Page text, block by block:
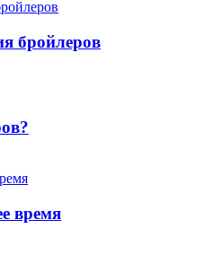
бройлеров
время